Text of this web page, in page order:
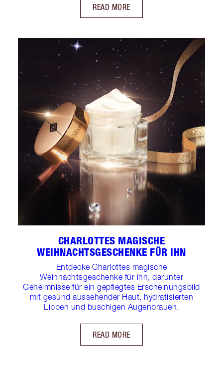
READ MORE
CHARLOTTES MAGISCHE
WEIHNACHTSGESCHENKE FÜR IHN
Entdecke Charlottes magische
Weihnachtsgeschenke für ihn, darunter
Geheimnisse für ein gepflegtes Erscheinungsbild
mit gesund aussehender Haut, hydratisierten
Lippen und buschigen Augenbrauen.
READ MORE